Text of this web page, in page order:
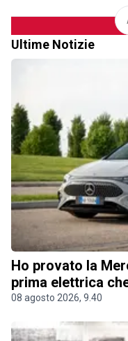
Ultime Notizie
Ho provato la
prima elettrica
08 agosto 2026, 9.40